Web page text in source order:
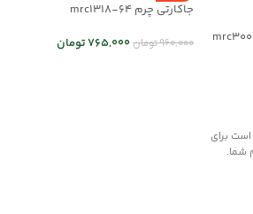
برای
شما.
جاکارتی چرم mrc1318-64
960,000تومان765,000تومان